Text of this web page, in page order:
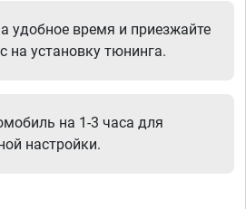
удобное время и приезжайте
на установку тюнинга.
на 1-3 часа для
настройки.